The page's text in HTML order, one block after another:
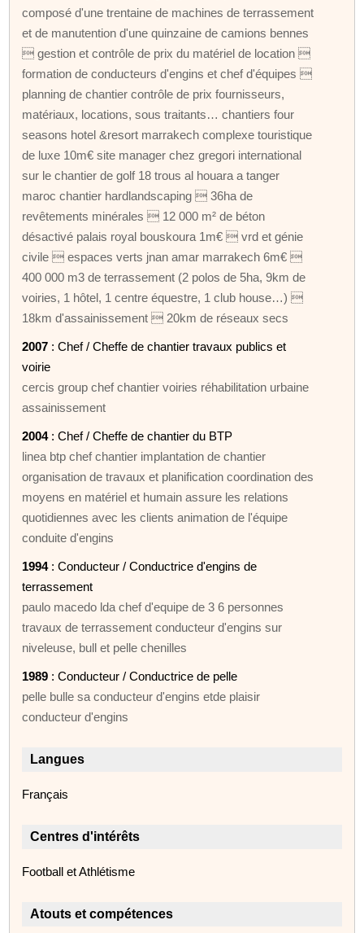
composé d'une trentaine de machines de terrassement
et de manutention d'une quinzaine de camions bennes
 gestion et contrôle de prix du matériel de location 
formation de conducteurs d'engins et chef d'équipes 
planning de chantier contrôle de prix fournisseurs,
matériaux, locations, sous traitants… chantiers four
seasons hotel &resort marrakech complexe touristique
de luxe 10m€ site manager chez gregori international
sur le chantier de golf 18 trous al houara a tanger
maroc chantier hardlandscaping  36ha de
revêtements minérales  12 000 m² de béton
désactivé palais royal bouskoura 1m€  vrd et génie
civile  espaces verts jnan amar marrakech 6m€ 
400 000 m3 de terrassement (2 polos de 5ha, 9km de
voiries, 1 hôtel, 1 centre équestre, 1 club house…) 
18km d'assainissement  20km de réseaux secs
2007 : Chef / Cheffe de chantier travaux publics et
voirie
cercis group chef chantier voiries réhabilitation urbaine
assainissement
2004: Chef / Cheffe de chantier du BTP
linea btp chef chantier implantation de chantier
organisation de travaux et planification coordination des
moyens en matériel et humain assure les relations
quotidiennes avec les clients animation de l'équipe
conduite d'engins
1994: Conducteur / Conductrice d'engins de
terrassement
paulo macedo lda chef d'equipe de 3 6 personnes
travaux de terrassement conducteur d'engins sur
niveleuse, bull et pelle chenilles
1989 : Conducteur / Conductrice de pelle
pelle bulle sa conducteur d'engins etde plaisir
conducteur d'engins
Langues
Français
Centres d'intérêts
Football et Athlétisme
Atouts et compétences